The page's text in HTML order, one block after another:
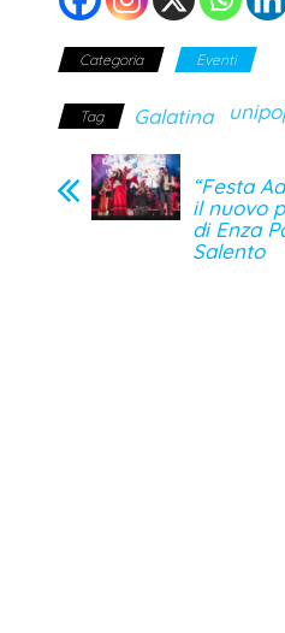
Categoria Eventi
Tag Galatina
“Festa
il nuovo
di Enza
Salento